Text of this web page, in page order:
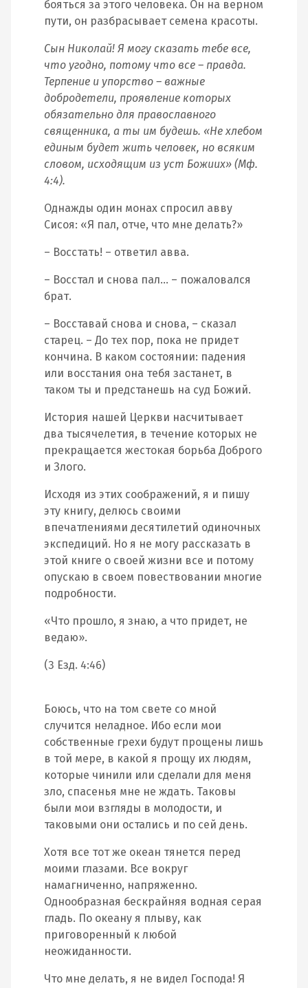
бояться за этого человека. Он на верном
пути, он разбрасывает семена красоты.
Сын Николай! Я могу сказать тебе все,
что угодно, потому что все – правда.
Терпение и упорство – важные
добродетели, проявление которых
обязательно для православного
священника, а ты им будешь. «Не хлебом
единым будет жить человек, но всяким
словом, исходящим из уст Божиих» (Мф.
4:4).
Однажды один монах спросил авву
Сисоя: «Я пал, отче, что мне делать?»
– Восстать! – ответил авва.
– Восстал и снова пал… – пожаловался
брат.
– Восставай снова и снова, – сказал
старец. – До тех пор, пока не придет
кончина. В каком состоянии: падения
или восстания она тебя застанет, в
таком ты и предстанешь на суд Божий.
История нашей Церкви насчитывает
два тысячелетия, в течение которых не
прекращается жестокая борьба Доброго
и Злого.
Исходя из этих соображений, я и пишу
эту книгу, делюсь своими
впечатлениями десятилетий одиночных
экспедиций. Но я не могу рассказать в
этой книге о своей жизни все и потому
опускаю в своем повествовании многие
подробности.
«Что прошло, я знаю, а что придет, не
ведаю».
(3 Езд. 4:46)
Боюсь, что на том свете со мной
случится неладное. Ибо если мои
собственные грехи будут прощены лишь
в той мере, в какой я прощу их людям,
которые чинили или сделали для меня
зло, спасенья мне не ждать. Таковы
были мои взгляды в молодости, и
таковыми они остались и по сей день.
Хотя все тот же океан тянется перед
моими глазами. Все вокруг
намагниченно, напряженно.
Однообразная бескрайняя водная серая
гладь. По океану я плыву, как
приговоренный к любой
неожиданности.
Что мне делать, я не видел Господа! Я